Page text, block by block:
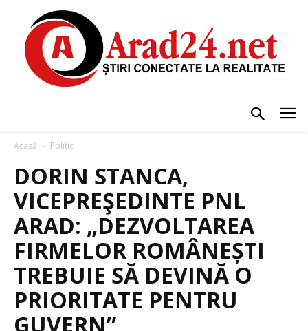
Acasă Politic
DORIN STANCA,
VICEPREŞEDINTE PNL
ARAD: „DEZVOLTAREA
FIRMELOR ROMÂNEȘTI
TREBUIE SĂ DEVINĂ O
PRIORITATE PENTRU
GUVERN”